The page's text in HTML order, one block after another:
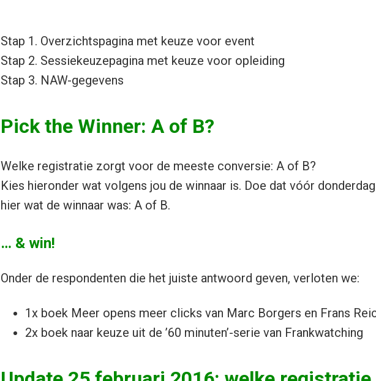
Stap 1. Overzichtspagina met keuze voor event
Stap 2. Sessiekeuzepagina met keuze voor opleiding
Stap 3. NAW-gegevens
Pick the Winner: A of B?
Welke registratie zorgt voor de meeste conversie: A of B?
Kies hieronder wat volgens jou de winnaar is. Doe dat vóór
hier wat de winnaar was: A of B.
… & win!
Onder de respondenten die het juiste antwoord geven, verloten we:
1x boek Meer opens meer clicks van Marc Borgers en Frans
2x boek naar keuze uit de ’60 minuten’-serie van Frankwatching